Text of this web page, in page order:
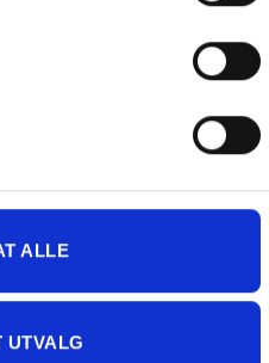
ALLE
UTVALG
har fått frakten fjernet pga.
klikk & hent. Hør med oss på